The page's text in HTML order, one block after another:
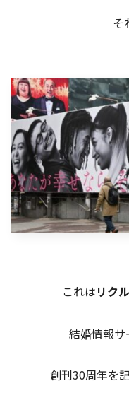
そ
これはリク
結婚情報サ
創刊30周年を